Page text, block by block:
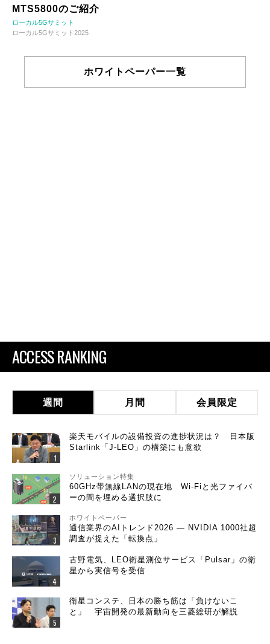
MTS5800のご紹介
ローカル5Gサミット
ローカル5Gサミット2025
ホワイトペーパー一覧
ACCESS RANKING
週間 月間 会員限定
楽天モバイルの設備投資の進捗状況は？ 日本版
Starlink「J-LEO」の構築にも意欲
ソリューション特集
60GHz帯無線LANの現在地 Wi-Fiと光ファイバ
ーの間を埋める選択肢に
ホワイトペーパー
通信業界のAIトレンド2026 ― NVIDIA 1000社超
調査が捉えた「転換点」
古野電気、LEO衛星測位サービス「Pulsar」の衛
星から実信号を受信
衛星コンステ、日本の勝ち筋は「負けないこ
と」 宇宙開発の最新動向を三菱総研が解説